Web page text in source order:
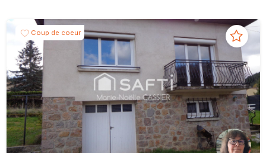
Coup de coeur